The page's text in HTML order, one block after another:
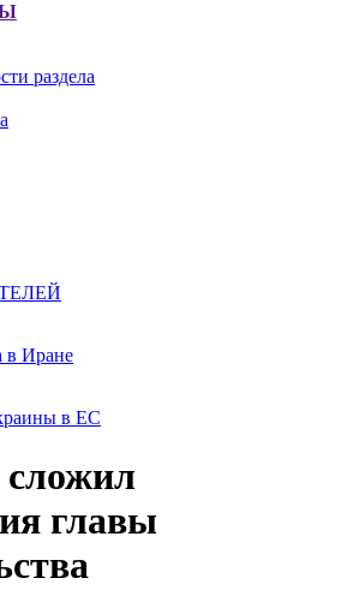
раздела
в Иране
в ЕС
главы